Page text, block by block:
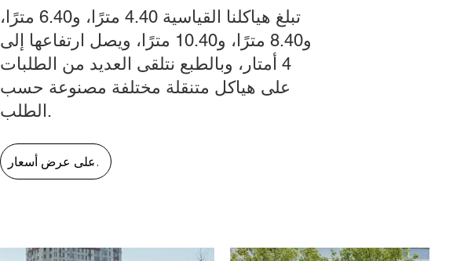
تبلغ هياكلنا القياسية 4.40 مترًا، و6.40 مترًا،
و8.40 مترًا، و10.40 مترًا، ويصل ارتفاعها إلى
4 أمتار، وبالطبع نتلقى العديد من الطلبات
على هياكل متنقلة مختلفة مصنوعة حسب
الطلب.
احصل على عرض أسعار